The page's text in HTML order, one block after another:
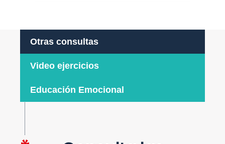
Otras consultas
Video ejercicios
Educación Emocional